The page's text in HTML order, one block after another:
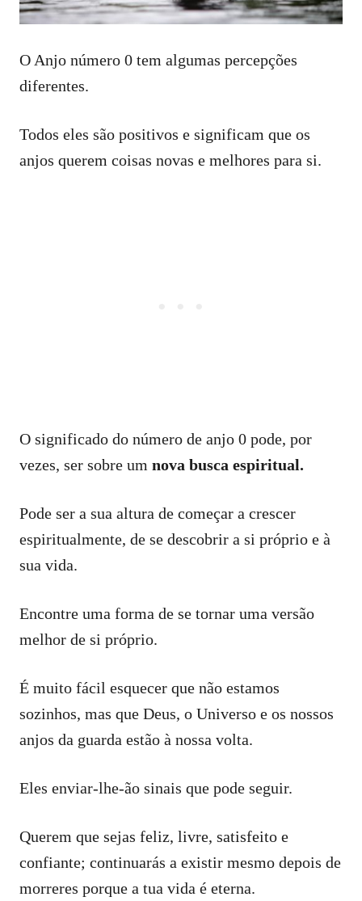
O Anjo número 0 tem algumas percepções
diferentes.
Todos eles são positivos e significam que os
anjos querem coisas novas e melhores para si.
O significado do número de anjo 0 pode, por
vezes, ser sobre um nova busca espiritual.
Pode ser a sua altura de começar a crescer
espiritualmente, de se descobrir a si próprio e à
sua vida.
Encontre uma forma de se tornar uma versão
melhor de si próprio.
É muito fácil esquecer que não estamos
sozinhos, mas que Deus, o Universo e os nossos
anjos da guarda estão à nossa volta.
Eles enviar-lhe-ão sinais que pode seguir.
Querem que sejas feliz, livre, satisfeito e
confiante; continuarás a existir mesmo depois de
morreres porque a tua vida é eterna.